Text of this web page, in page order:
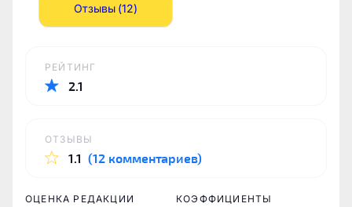
Отзывы (12)
РЕЙТИНГ
2.1
ОТЗЫВЫ
1.1 (12 комментариев)
ОЦЕНКА РЕДАКЦИИ КОЭФФИЦИЕНТЫ